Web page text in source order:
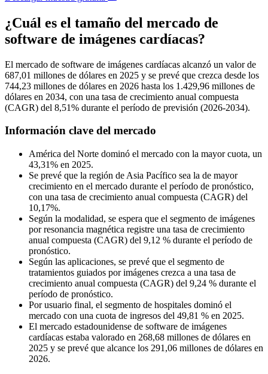
¿Cuál es el tamaño del mercado de
software de imágenes cardíacas?
El mercado de software de imágenes cardíacas alcanzó un valor de
687,01 millones de dólares en 2025 y se prevé que crezca desde los
744,23 millones de dólares en 2026 hasta los 1.429,96 millones de
dólares en 2034, con una tasa de crecimiento anual compuesta
(CAGR) del 8,51% durante el período de previsión (2026-2034).
Información clave del mercado
América del Norte dominó el mercado con la mayor cuota, un
43,31% en 2025.
Se prevé que la región de Asia Pacífico sea la de mayor
crecimiento en el mercado durante el período de pronóstico,
con una tasa de crecimiento anual compuesta (CAGR) del
10,17%.
Según la modalidad, se espera que el segmento de imágenes
por resonancia magnética registre una tasa de crecimiento
anual compuesta (CAGR) del 9,12 % durante el período de
pronóstico.
Según las aplicaciones, se prevé que el segmento de
tratamientos guiados por imágenes crezca a una tasa de
crecimiento anual compuesta (CAGR) del 9,24 % durante el
período de pronóstico.
Por usuario final, el segmento de hospitales dominó el
mercado con una cuota de ingresos del 49,81 % en 2025.
El mercado estadounidense de software de imágenes
cardíacas estaba valorado en 268,68 millones de dólares en
2025 y se prevé que alcance los 291,06 millones de dólares en
2026.